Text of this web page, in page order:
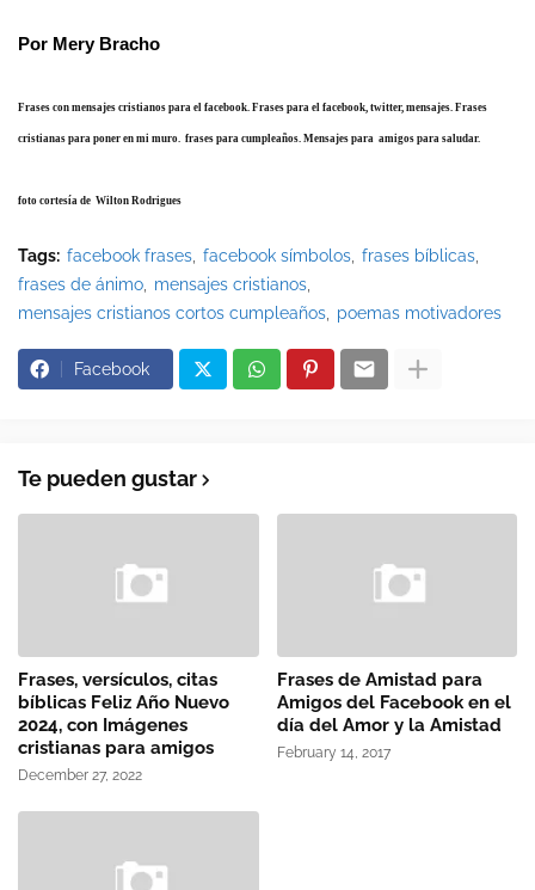
Por Mery Bracho
Frases con mensajes cristianos para el facebook. Frases para el facebook, twitter, mensajes. Frases
cristianas para poner en mi muro. frases para cumpleaños. Mensajes para amigos para saludar.
foto cortesía de Wilton Rodrigues
Tags: facebook frases facebook símbolos frases bíblicas
frases de ánimo
mensajes cristianos
mensajes cristianos cortos cumpleaños
poemas motivadores
Facebook
Te pueden gustar
Frases, versículos, citas
bíblicas Feliz Año Nuevo
2024, con Imágenes
cristianas para amigos
December 27, 2022
Frases de Amistad para
Amigos del Facebook en el
día del Amor y la Amistad
February 14, 2017